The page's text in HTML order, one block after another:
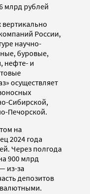
млрд рублей
России,
научно-
буровые,
нефте- и
осуществляет
Сибирской,
Печорской.
на
2024 года
Через полгода
900 млрд
из-за
депозитов
валютными.